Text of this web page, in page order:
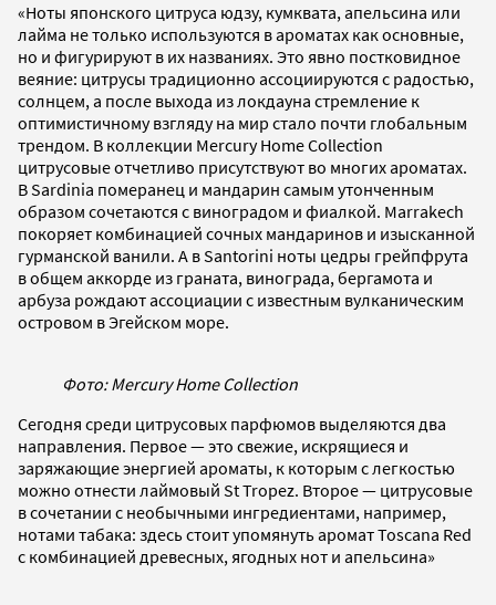
«Ноты японского цитруса юдзу, кумквата, апельсина или
лайма не только используются в ароматах как основные,
но и фигурируют в их названиях. Это явно постковидное
веяние: цитрусы традиционно ассоциируются с радостью,
солнцем, а после выхода из локдауна стремление к
оптимистичному взгляду на мир стало почти глобальным
трендом. В коллекции Mercury Home Collection
цитрусовые отчетливо присутствуют во многих ароматах.
В Sardinia померанец и мандарин самым утонченным
образом сочетаются с виноградом и фиалкой. Marrakech
покоряет комбинацией сочных мандаринов и изысканной
гурманской ванили. А в Santorini ноты цедры грейпфрута
в общем аккорде из граната, винограда, бергамота и
арбуза рождают ассоциации с известным вулканическим
островом в Эгейском море.
Фото: Mercury Home Collection
Сегодня среди цитрусовых парфюмов выделяются два
направления. Первое — это свежие, искрящиеся и
заряжающие энергией ароматы, к которым с легкостью
можно отнести лаймовый St Tropez. Второе — цитрусовые
в сочетании с необычными ингредиентами, например,
нотами табака: здесь стоит упомянуть аромат Toscana Red
с комбинацией древесных, ягодных нот и апельсина»